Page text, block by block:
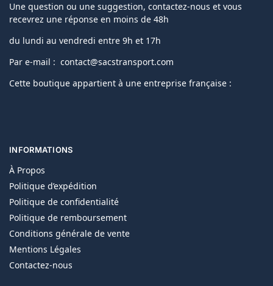
Une question ou une suggestion, contactez-nous et vous
recevrez une réponse en moins de 48h
du lundi au vendredi entre 9h et 17h
Par e-mail : contact@sacstransport.com
Cette boutique appartient à une entreprise française :
INFORMATIONS
À Propos
Politique d’expédition
Politique de confidentialité
Politique de remboursement
Conditions générale de vente
Mentions Légales
Contactez-nous